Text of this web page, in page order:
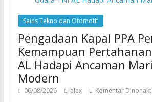
Sains Tekno dan Otomotif
Pengadaan Kapal PPA
Kemampuan
AL Hadapi Ancaman
Modern
06/08/2026 alex Komentar